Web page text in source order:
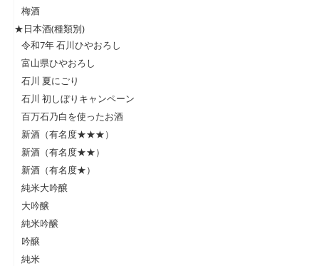
梅酒
★日本酒(種類別)
令和7年 石川ひやおろし
富山県ひやおろし
石川 夏にごり
石川 初しぼりキャンペーン
百万石乃白を使ったお酒
新酒（有名度★★★）
新酒（有名度★★）
新酒（有名度★）
純米大吟醸
大吟醸
純米吟醸
吟醸
純米